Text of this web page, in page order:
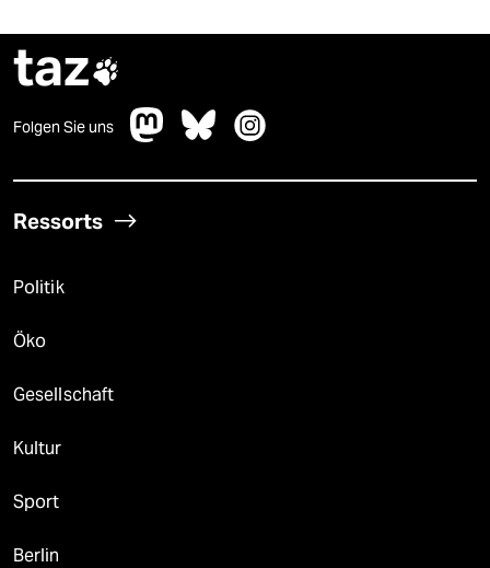
taz
Folgen Sie uns
Ressorts
Politik
Öko
Gesellschaft
Kultur
Sport
Berlin